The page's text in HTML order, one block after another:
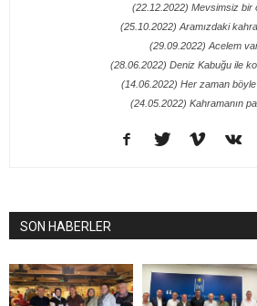
(22.12.2022) Mevsimsiz bir
(25.10.2022) Aramızdaki
(29.09.2022) Acelem
(28.06.2022) Deniz Kabuğu ile
(14.06.2022) Her zaman
(24.05.2022) Kahramanın
SON HABERLER